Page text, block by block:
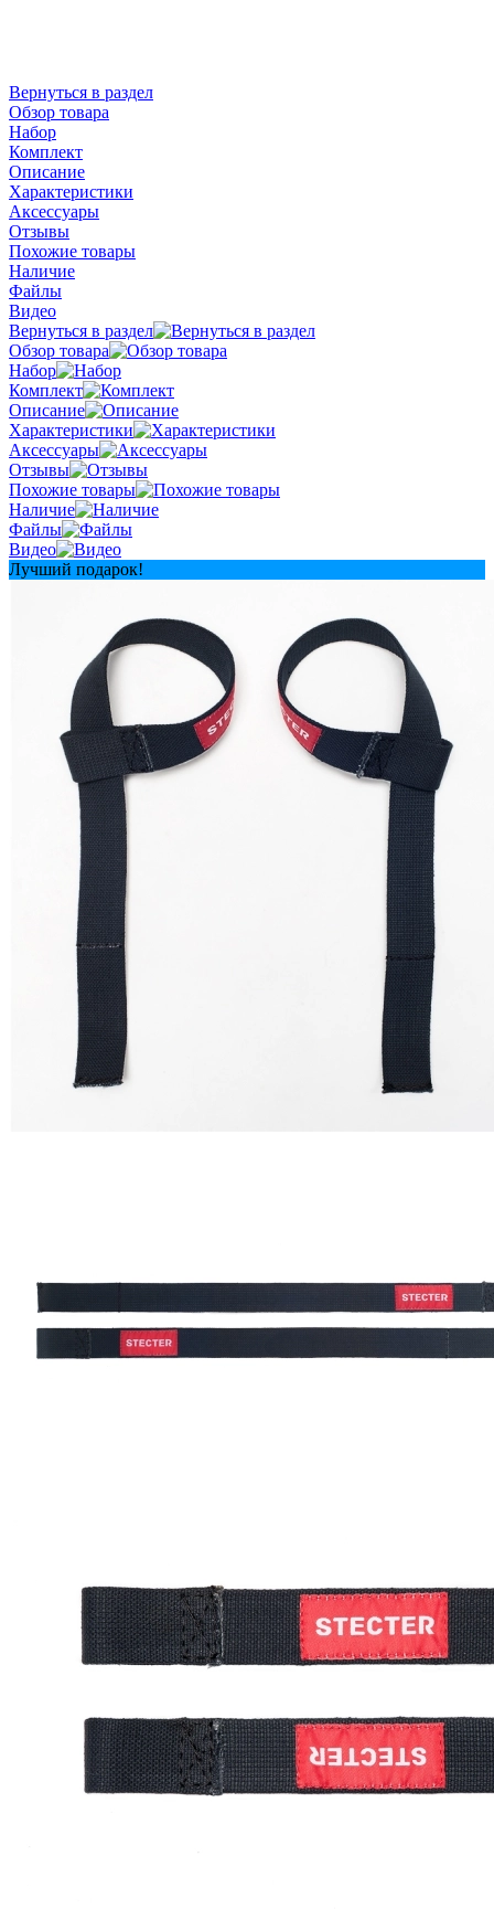
Вернуться в раздел
Обзор товара
Набор
Комплект
Описание
Характеристики
Аксессуары
Отзывы
Похожие товары
Наличие
Файлы
Видео
Вернуться в раздел
Обзор товара
Набор
Комплект
Описание
Характеристики
Аксессуары
Отзывы
Похожие товары
Наличие
Файлы
Видео
Лучший подарок!